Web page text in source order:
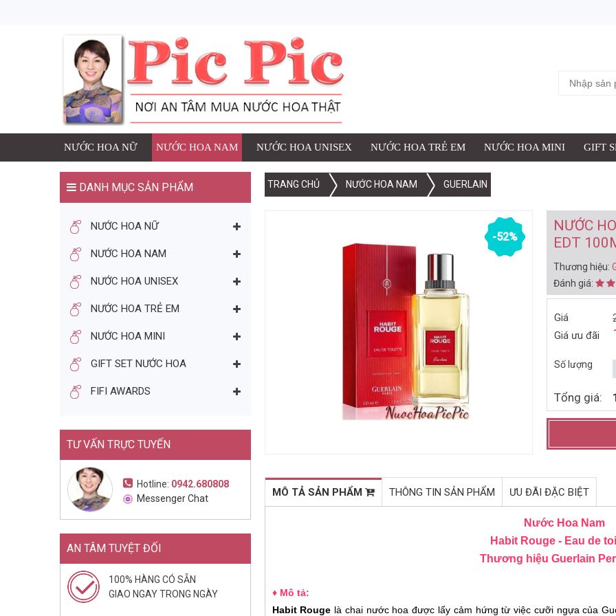
NƯỚC HOA NỮ NƯỚC HOA NAM NƯỚC HOA UNISEX NƯỚC HOA TRẺ EM NƯỚC HOA MINI GIFT
DANH MỤC SẢN PHẨM
NƯỚC HOA NỮ
NƯỚC HOA NAM
NƯỚC HOA UNISEX
NƯỚC HOA TRẺ EM
NƯỚC HOA MINI
GIFT SET NƯỚC HOA
FIFI AWARDS
TƯ VẤN TRỰC TUYẾN
Hotline: 0942.680808
Messenger Chat
AN TÂM TUYỆT ĐỐI
100% HÀNG CÓ SẴN
GIAO NGAY TRONG NGÀY
TRANG CHỦ NƯỚC HOA NAM GUERLAIN
-52%
NƯỚC
EDT
Thương hiệu:
Đánh giá:
Giá
Giá ưu đãi
Số lượng
Tổng giá:
1 SẢN PHẨM ĐÃ ĐƯỢC THÊM VÀO GIỎ HÀNG
NƯỚC HOA NAM GUERLAIN HABIT ROUGE EDT 100ML (1965)
Thương hiệu: Guerlain
Số lượng:
Giá: đ
TIẾP TỤC MUA HÀNG
BẠN CÓ THỂ THÍCH
LAGERFELD FOR HER EDP
400.000đ
Mua ngay
NƯỚC HOA NỮ KARL
LAGERFELD FOR HER EDP
85ML (2014)
1.770.000đ 1.081.000đ
Mua ngay
BỘ QUÀ TẶNG NƯỚC HOA NỮ
1.118.000đ
MÔ TẢ SẢN PHẨM THÔNG TIN SẢN PHẨM ƯU ĐÃI ĐẶC BIỆT
Nước Hoa Nam
Habit Rouge - Eau de
Thương hiệu Guerlain
♦ Mô tả:
Habit Rouge là chai nước hoa được lấy cảm hứng từ việc cưỡi ngựa của